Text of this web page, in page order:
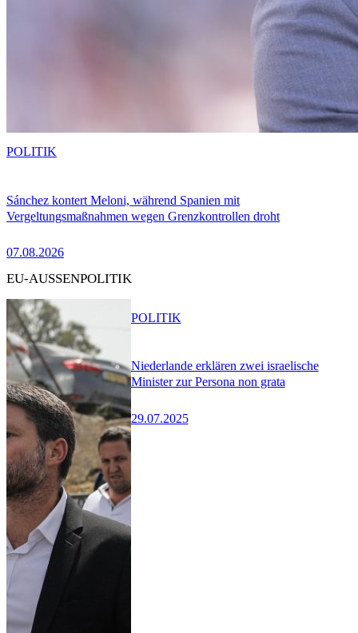
Sánchez kontert Meloni, während Spanien mit
Vergeltungsmaßnahmen wegen Grenzkontrollen droht
07.08.2026
POLITIK
EU-AUSSENPOLITIK
Niederlande erklären zwei israelische
Minister zur Persona non grata
29.07.2025
POLITIK